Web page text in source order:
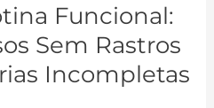
Funcional:
Sem Rastros
Incompletas